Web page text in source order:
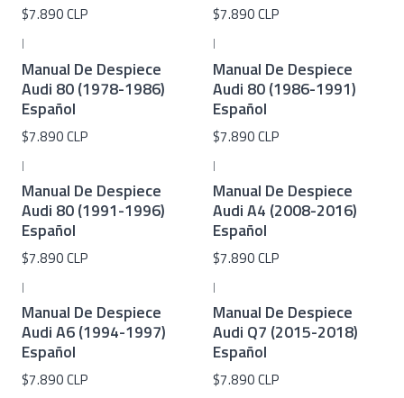
$7.890 CLP $7.890 CLP
|
Manual De Despiece
Audi 80 (1978-1986)
Español
$7.890 CLP
|
Manual De Despiece
Audi 80 (1986-1991)
Español
$7.890 CLP
|
Manual De Despiece
Audi 80 (1991-1996)
Español
$7.890 CLP
|
Manual De Despiece
Audi A4 (2008-2016)
Español
$7.890 CLP
|
Manual De Despiece
Audi A6 (1994-1997)
Español
$7.890 CLP
|
Manual De Despiece
Audi Q7 (2015-2018)
Español
$7.890 CLP